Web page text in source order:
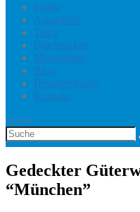
Home
Aquaristik
Teich
Briefmarken
Modellbahn
Blog
Benutzerkonto
Kontakt
Suche
Gedeckter
“München”